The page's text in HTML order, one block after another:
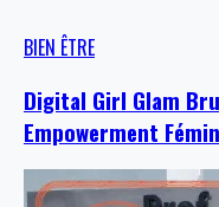
BIEN ÊTRE
Digital Girl Glam
Empowerment